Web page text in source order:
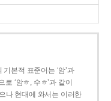
기본적 표준어는 ‘암’과
로 ‘암ㅎ, 수ㅎ’과 같이
나 현대에 와서는 이러한